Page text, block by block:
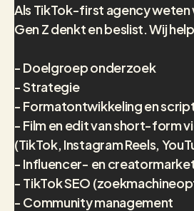
Als TikTok-first agency weten
Gen Z denkt en beslist. Wij
- Doelgroep onderzoek
- Strategie
- Formatontwikkeling en
- Film en edit van short-form
(TikTok, Instagram Reels,
- Influencer- en
- TikTok SEO
- Community management